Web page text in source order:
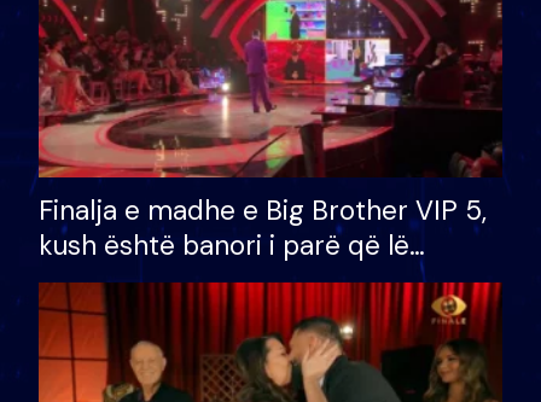
Finalja e madhe e Big Brother VIP 5,
kush është banori i parë që lë
shtëpinë dhe humb mundësinë për
të fituar çmimin e madh